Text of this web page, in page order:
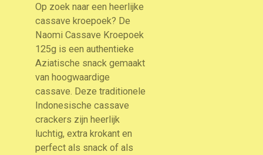
Op zoek naar een heerlijke
cassave kroepoek? De
Naomi Cassave Kroepoek
125g is een authentieke
Aziatische snack gemaakt
van hoogwaardige
cassave. Deze traditionele
Indonesische cassave
crackers zijn heerlijk
luchtig, extra krokant en
perfect als snack of als